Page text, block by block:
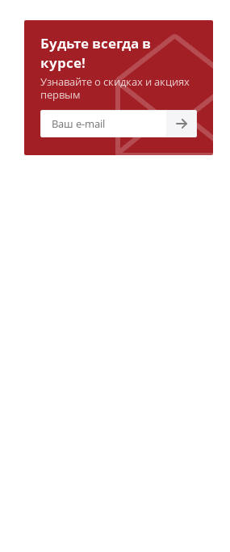
Будьте всегда в
курсе!
Узнавайте о скидках и акциях
первым